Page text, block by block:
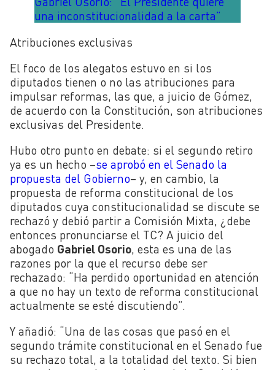
una inconstitucionalidad a la carta”
Atribuciones exclusivas
El foco de los alegatos estuvo en si los
diputados tienen o no las atribuciones para
impulsar reformas, las que, a juicio de Gómez,
de acuerdo con la Constitución, son atribuciones
exclusivas del Presidente.
Hubo otro punto en debate: si el segundo retiro
ya es un hecho –se aprobó en el Senado la
propuesta del Gobierno– y, en cambio, la
propuesta de reforma constitucional de los
diputados cuya constitucionalidad se discute se
rechazó y debió partir a Comisión Mixta, ¿debe
entonces pronunciarse el TC? A juicio del
abogado Gabriel Osorio, esta es una de las
razones por la que el recurso debe ser
rechazado: “Ha perdido oportunidad en atención
a que no hay un texto de reforma constitucional
actualmente se esté discutiendo”.
Y añadió: “Una de las cosas que pasó en el
segundo trámite constitucional en el Senado fue
su rechazo total, a la totalidad del texto. Si bien